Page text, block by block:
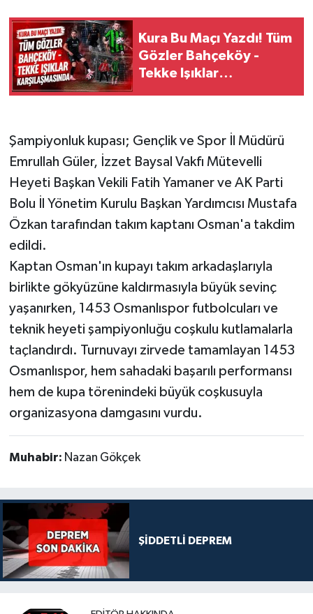
Kura Bu Maçı Yazdı! Tüm
Gözler Bahçeköy -
Tekke Işıklar
Şampiyonluk kupası; Gençlik ve Spor İl Müdürü
Emrullah Güler, İzzet Baysal Vakfı Mütevelli
Heyeti Başkan Vekili Fatih Yamaner ve AK Parti
Bolu İl Yönetim Kurulu Başkan Yardımcısı Mustafa
Özkan tarafından takım kaptanı Osman'a takdim
edildi.
Kaptan Osman'ın kupayı takım arkadaşlarıyla
birlikte gökyüzüne kaldırmasıyla büyük sevinç
yaşanırken, 1453 Osmanlıspor futbolcuları ve
teknik heyeti şampiyonluğu coşkulu kutlamalarla
taçlandırdı. Turnuvayı zirvede tamamlayan 1453
Osmanlıspor, hem sahadaki başarılı performansı
hem de kupa törenindeki büyük coşkusuyla
organizasyona damgasını vurdu.
Muhabir: Nazan Gökçek
ŞİDDETLİ DEPREM